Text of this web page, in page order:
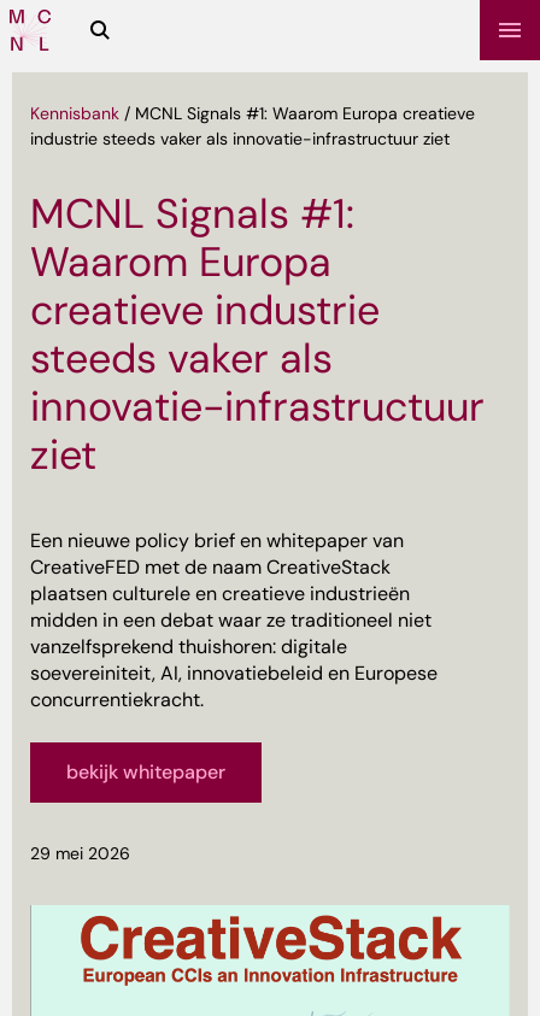
Media
Campus
Zoeken
Kennisbank / MCNL Signals #1: Waarom Europa creatieve
industrie steeds vaker als innovatie-infrastructuur ziet
MCNL Signals #1:
Waarom Europa
creatieve industrie
steeds vaker als
innovatie-infrastructuur
ziet
Een nieuwe policy brief en whitepaper van
CreativeFED met de naam CreativeStack
plaatsen culturele en creatieve industrieën
midden in een debat waar ze traditioneel niet
vanzelfsprekend thuishoren: digitale
soevereiniteit, AI, innovatiebeleid en Europese
concurrentiekracht.
bekijk whitepaper
29 mei 2026